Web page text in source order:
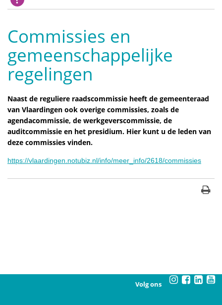
Commissies en
gemeenschappelijke
regelingen
Naast de reguliere raadscommissie heeft de gemeenteraad
van Vlaardingen ook overige commissies, zoals de
agendacommissie, de werkgeverscommissie, de
auditcommissie en het presidium. Hier kunt u de leden van
deze commissies vinden.
https://vlaardingen.notubiz.nl/info/meer_info/2618/commissies
Volg ons